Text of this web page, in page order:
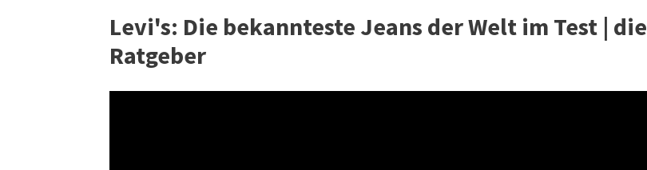
Levi's: Die bekannteste Jeans der Welt im Test | die
Ratgeber